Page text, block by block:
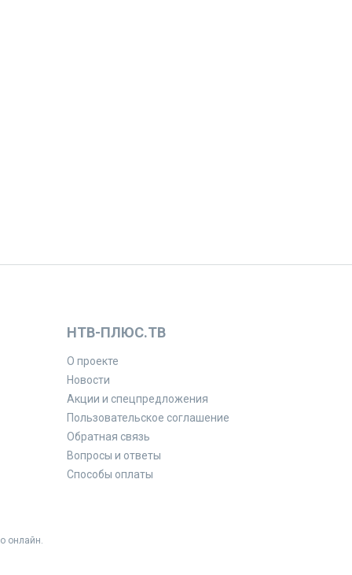
НТВ-ПЛЮС.ТВ
О проекте
Новости
Акции и спецпредложения
Пользовательское соглашение
Обратная связь
Вопросы и ответы
Способы оплаты
онлайн.